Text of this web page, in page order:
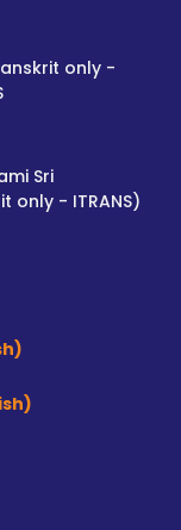
only -
Sri
only - ITRANS)